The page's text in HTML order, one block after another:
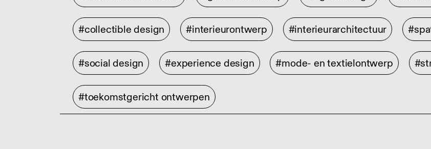
#collectible design #interieurontwerp #interieurarchitectuur
#social design #experience design #mode- en textielontwerp
#toekomstgericht ontwerpen